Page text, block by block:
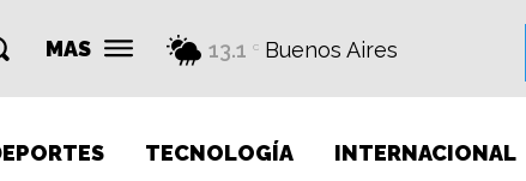
MAS 13.1 C Buenos Aires
TECNOLOGÍA INTERNACIONAL